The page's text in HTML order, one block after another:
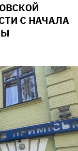
С НАЧАЛА